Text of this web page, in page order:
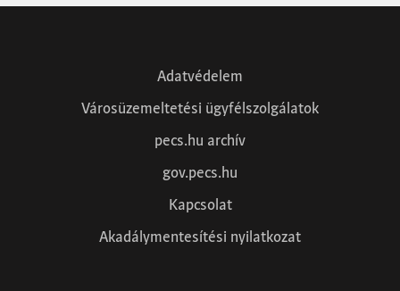
Adatvédelem
Városüzemeltetési ügyfélszolgálatok
pecs.hu archív
gov.pecs.hu
Kapcsolat
Akadálymentesítési nyilatkozat